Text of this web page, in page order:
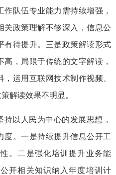
队伍专业能力需持续增强，
关政策理解不够深入，信息公
有待提升。三是政策解读形式
，局限于传统的文字解读，
运用互联网技术制作视频、
解读效果不明显。
以人民为中心的发展思想，
度。一是持续提升信息公开工
。二是强化培训提升业务能
开相关知识纳入年度培训计